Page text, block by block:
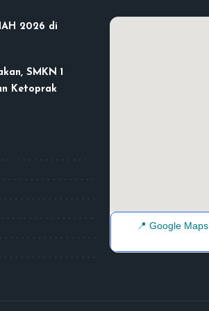
2026 di
SMKN 1
Ketoprak
📍 Google Maps